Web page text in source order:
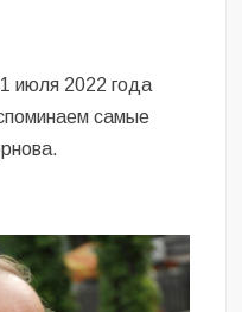
июля 2022 года
самые